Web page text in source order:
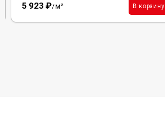
5 923 ₽/м² В корзину